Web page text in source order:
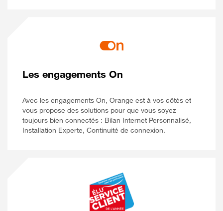
Les engagements On
Avec les engagements On, Orange est à vos côtés et
vous propose des solutions pour que vous soyez
toujours bien connectés : Bilan Internet Personnalisé,
Installation Experte, Continuité de connexion.